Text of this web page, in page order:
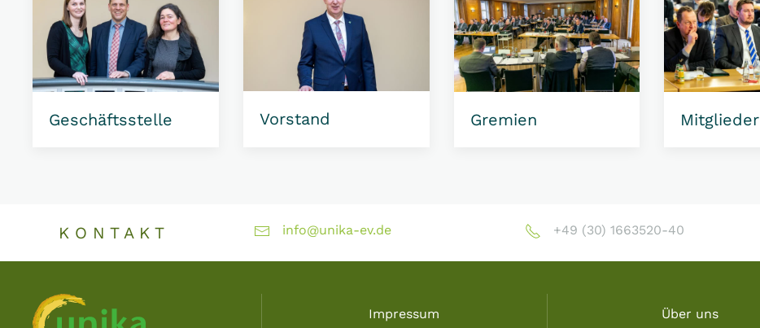
Geschäftsstelle Vorstand Gremien Mitglieder
K O N T A K T info@unika-ev.de +49 (30) 1663520-40
Impressum Über uns